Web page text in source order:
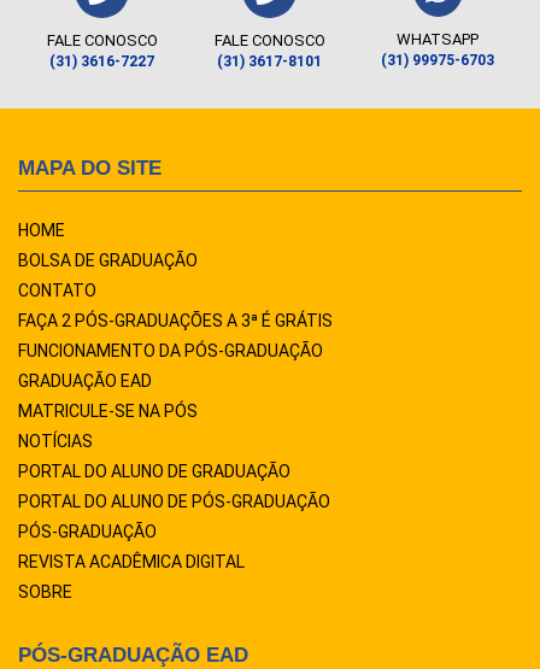
FALE CONOSCO
(31) 3616-7227
FALE CONOSCO
(31) 3617-8101
WHATSAPP
(31) 99975-6703
MAPA DO SITE
HOME
BOLSA DE GRADUAÇÃO
CONTATO
FAÇA 2 PÓS-GRADUAÇÕES A 3ª É GRÁTIS
FUNCIONAMENTO DA PÓS-GRADUAÇÃO
GRADUAÇÃO EAD
MATRICULE-SE NA PÓS
NOTÍCIAS
PORTAL DO ALUNO DE GRADUAÇÃO
PORTAL DO ALUNO DE PÓS-GRADUAÇÃO
PÓS-GRADUAÇÃO
REVISTA ACADÊMICA DIGITAL
SOBRE
PÓS-GRADUAÇÃO EAD